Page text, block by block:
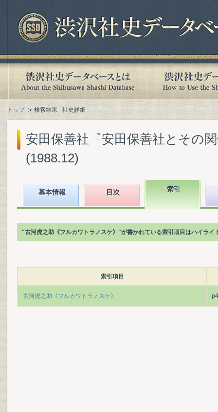
トップ 検索結果 - 社史詳細
安田保善社『安田保善社とその
(1988.12)
基本情報 目次 索引
"古河虎之助《フルカワトラノスケ》"が書かれている索引項目はハイライ
索引項目
古河虎之助《フルカワトラノスケ》